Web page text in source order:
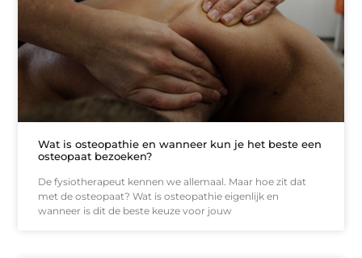
Wat is osteopathie en wanneer kun je het beste een
osteopaat bezoeken?
De fysiotherapeut kennen we allemaal. Maar hoe zit dat
met de osteopaat? Wat is osteopathie eigenlijk en
wanneer is dit de beste keuze voor jouw